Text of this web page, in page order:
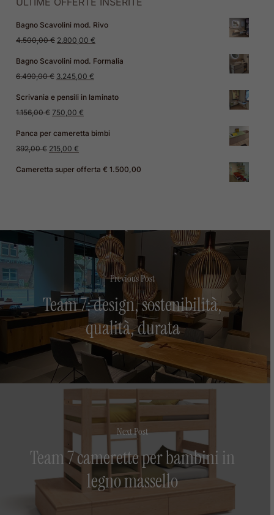
Bagno Scavolini mod. Rivo
4.500,00€ Il
prezzo
originale
4.500,00 €.
2.800,00 €Il
prezzo
Bagno Scavolini mod. Formalia
6.490,00€ Il
prezzo
originale
6.490,00 €.
3.245,00 €Il
prezzo
è:
Scrivania e pensili in laminato
1.156,00€ Il
prezzo
originale
750,00 €Il
prezzo
è:
Panca per cameretta bimbi
392,00€ Il
prezzo
215,00 €Il
prezzo
Cameretta super offerta € 1.500,00
Previous Post
Team 7: design, sostenibilità,
qualità, durata
Next Post
Team 7 camerette per bambini in
legno massello